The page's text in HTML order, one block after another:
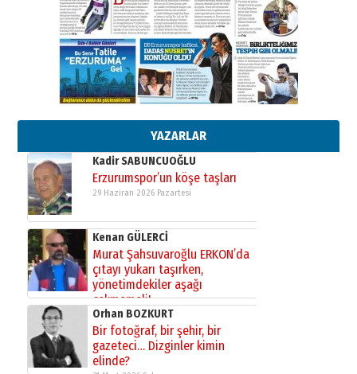
YAZARLAR
Cem Bakırcı
Ardında bıraktığı hatıralarıyla
gönül adamı Faruk Terzioğlu!
13 Mayıs 2026 Çarşamba
Esat BİNDESEN
Başkan Sekmen’den Erzurum’a
bir vizyon proje daha!
02 Ağustos 2026 Pazar
Kadir SABUNCUOĞLU
Erzurumspor’un köşe taşları
29 Haziran 2026 Pazartesi
Kenan GÜLERCİ
Murat Şahsuvaroğlu ERKON’da
çıtayı yukarı taşırken,
yönetimdekiler aşağı
çekmemeli!
17 Şubat 2026 SalıOrhan BOZKURT
Bir fotoğraf, bir şehir, bir
gazeteci… Dizginler kimin
elinde?